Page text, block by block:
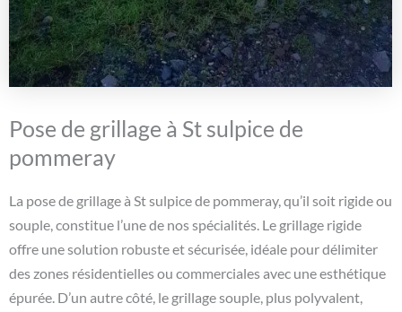
Pose de grillage à St sulpice de
pommeray
La pose de grillage à St sulpice de pommeray, qu’il soit rigide ou
souple, constitue l’une de nos spécialités. Le grillage rigide
offre une solution robuste et sécurisée, idéale pour délimiter
des zones résidentielles ou commerciales avec une esthétique
épurée. D’un autre côté, le grillage souple, plus polyvalent,